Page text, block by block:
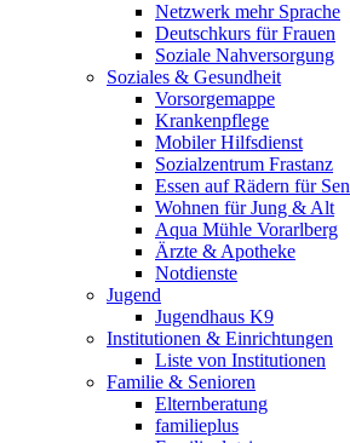
Netzwerk mehr Sprache
Deutschkurs für Frauen
Soziale Nahversorgung
Soziales & Gesundheit
Vorsorgemappe
Krankenpflege
Mobiler Hilfsdienst
Sozialzentrum Frastanz
Essen auf Rädern für
Wohnen für Jung & Alt
Aqua Mühle Vorarlberg
Ärzte & Apotheke
Notdienste
Jugend
Jugendhaus K9
Institutionen & Einrichtungen
Liste von Institutionen
Familie & Senioren
Elternberatung
familieplus